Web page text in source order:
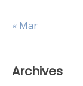
« Mar
Archives